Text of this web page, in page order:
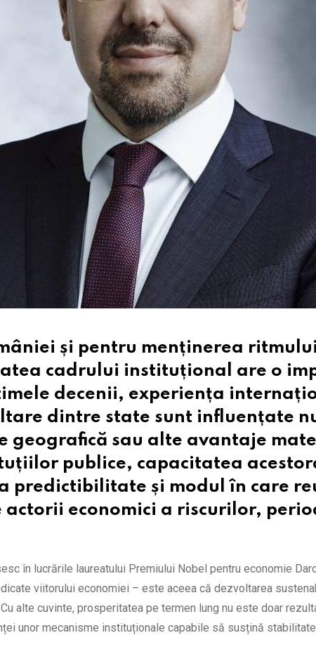
și pentru menținerea
cadrului instituțional are o
decenii, experiența
dintre state sunt influențate
sau alte avantaje
publice, capacitatea
predictibilitate și modul în care
actorii economici a riscurilor,
în lucrările laureatului Premiului Nobel pentru economie
viitorului economiei – este aceea că dezvoltarea
alte cuvinte, prosperitatea pe termen lung nu este doar
unor mecanisme instituționale capabile să susțină